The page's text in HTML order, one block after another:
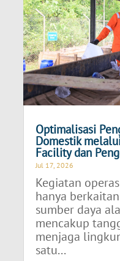
Optimalisasi
Domestik
Facility dan
Jul 17, 2026
Kegiatan
hanya
sumber daya
mencakup
menjaga
satu...